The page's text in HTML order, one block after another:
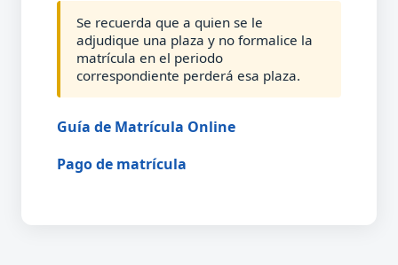
Se recuerda que a quien se le
adjudique una plaza y no formalice la
matrícula en el periodo
correspondiente perderá esa plaza.
Guía de Matrícula Online
Pago de matrícula